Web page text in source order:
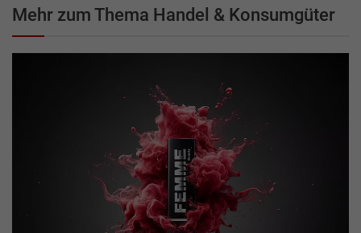
Mehr zum Thema Handel & Konsumgüter